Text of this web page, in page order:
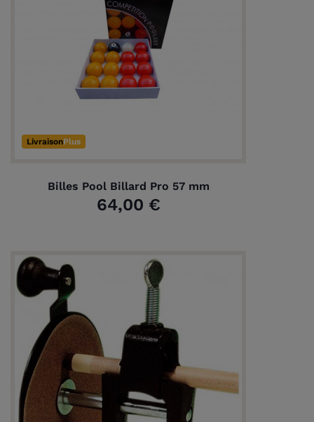
LivraisonPlus
Billes Pool Billard Pro 57 mm
64,00 €